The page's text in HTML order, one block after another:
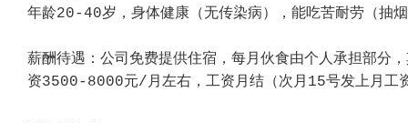
年龄20-40岁，身体健康（无传染病），能吃苦耐劳（抽
薪酬待遇：公司免费提供住宿，每月伙食由个人承担部分
资3500-8000元/月左右，工资月结（次月15号发上月工